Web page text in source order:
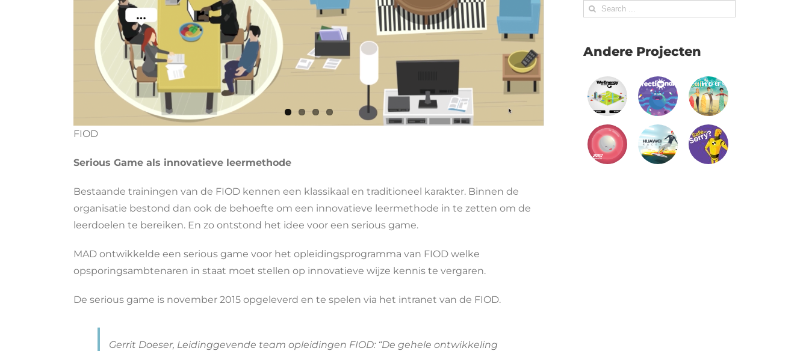
FIOD
Serious Game als innovatieve leermethode
Bestaande trainingen van de FIOD kennen een klassikaal en traditioneel karakter. Binnen de
organisatie bestond dan ook de behoefte om een innovatieve leermethode in te zetten om de
leerdoelen te bereiken. En zo ontstond het idee voor een serious game.
MAD ontwikkelde een serious game voor het opleidingsprogramma van FIOD welke
opsporingsambtenaren in staat moet stellen op innovatieve wijze kennis te vergaren.
De serious game is november 2015 opgeleverd en te spelen via het intranet van de FIOD.
Gerrit Doeser, Leidinggevende team opleidingen FIOD: “De gehele ontwikkeling
Search
Andere Projecten